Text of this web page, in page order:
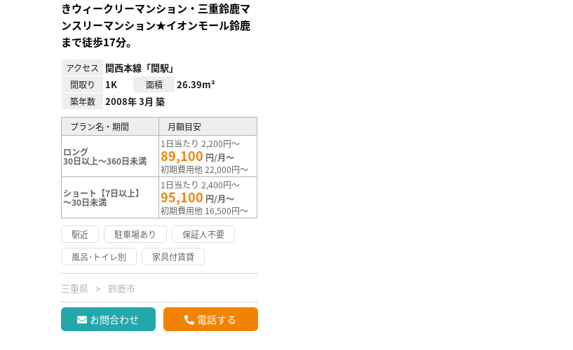
きウィークリーマンション・三重鈴鹿マ
ンスリーマンション★イオンモール鈴鹿
まで徒歩17分。
アクセス 関西本線「関駅」
間取り 1K 面積 26.39m²
築年数 2008年 3月 築
プラン名・期間 月額目安
ロング
30日以上～360日未満
1日当たり 2,200円～
89,100 円/月～
初期費用他 22,000円～
ショート【7日以上】
～30日未満
1日当たり 2,400円～
95,100 円/月～
初期費用他 16,500円～
駅近
駐車場あり
保証人不要
風呂･トイレ別
家具付賃貸
三重県 鈴鹿市
お問合わせ 電話する